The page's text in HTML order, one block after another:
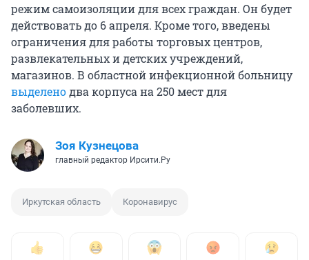
режим самоизоляции для всех граждан. Он будет
действовать до 6 апреля. Кроме того, введены
ограничения для работы торговых центров,
развлекательных и детских учреждений,
магазинов. В областной инфекционной больницу
выделенодва корпуса на 250 мест для
заболевших.
Зоя Кузнецова
главный редактор Ирсити.Ру
Иркутская область Коронавирус